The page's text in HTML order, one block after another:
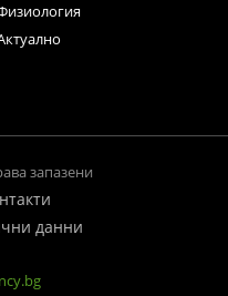
запазени
данни